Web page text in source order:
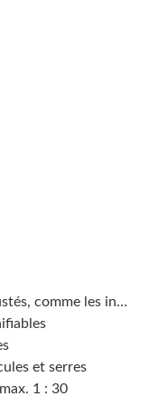
le goudron et l'huile
et serres
1 : 30